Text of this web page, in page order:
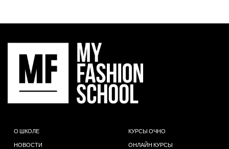
О ШКОЛЕ
НОВОСТИ
КУРСЫ ОЧНО
ОНЛАЙН КУРСЫ